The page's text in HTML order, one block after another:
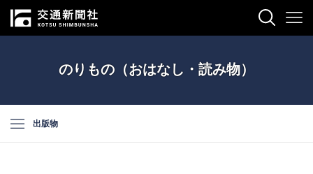
のりもの（おはなし・読み物）
出版物